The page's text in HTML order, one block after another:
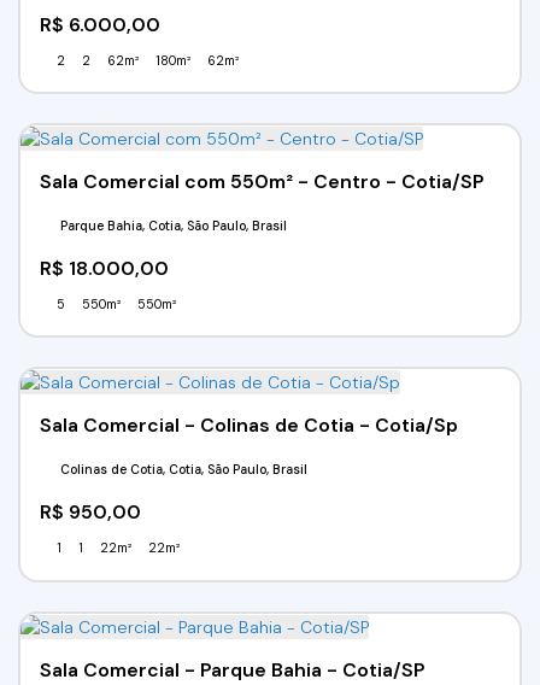
R$ 6.000,00
2 2 62m² 180m² 62m²
Sala Comercial com 550m² - Centro - Cotia/SP
R$ 18.000,00
Parque Bahia, Cotia, São Paulo, Brasil
5 550m² 550m²
Sala Comercial - Colinas de Cotia - Cotia/Sp
R$ 950,00
Colinas de Cotia, Cotia, São Paulo, Brasil
1 1 22m² 22m²
Sala Comercial - Parque Bahia - Cotia/SP